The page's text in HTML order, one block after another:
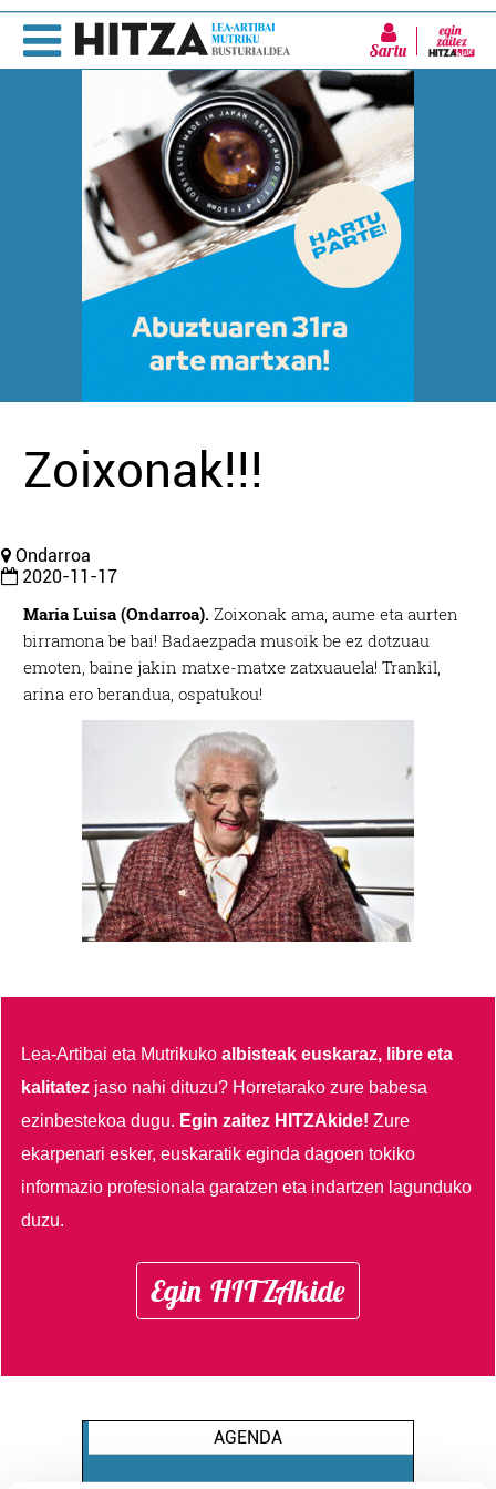
Sartu
Zoixonak!!!
Ondarroa
2020-11-17
Maria Luisa (Ondarroa). Zoixonak ama, aume eta aurten
birramona be bai! Badaezpada musoik be ez dotzuau
emoten, baine jakin matxe-matxe zatxuauela! Trankil,
arina ero berandua, ospatukou!
Lea-Artibai eta Mutrikukoalbisteak euskaraz, libre eta
kalitatez jaso nahi dituzu? Horretarako zure babesa
ezinbestekoa dugu. Egin zaitez HITZAkide!Zure
ekarpenari esker, euskaratik eginda dagoen tokiko
informazio profesionala garatzen eta indartzen lagunduko
duzu.
Egin HITZAkide
AGENDA